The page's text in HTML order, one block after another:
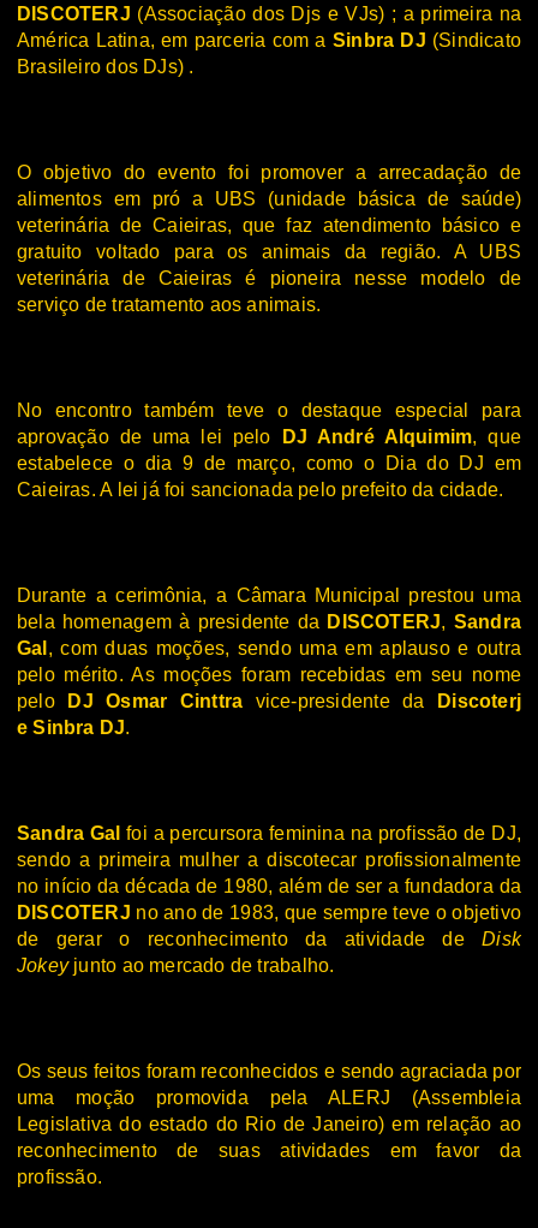
DISCOTERJ (Associação dos Djs e VJs) ; a primeira na
América Latina, em parceria com a Sinbra DJ (Sindicato
Brasileiro dos DJs) .
O objetivo do evento foi promover a arrecadação de
alimentos em pró a UBS (unidade básica de saúde)
veterinária de Caieiras, que faz atendimento básico e
gratuito voltado para os animais da região. A UBS
veterinária de Caieiras é pioneira nesse modelo de
serviço de tratamento aos animais.
No encontro também teve o destaque especial para
aprovação de uma lei pelo
DJ André Alquimim, que
estabelece o dia 9 de março, como o Dia do DJ em
Caieiras. A lei já foi sancionada pelo prefeito da cidade.
Durante a cerimônia, a Câmara Municipal prestou uma
bela homenagem à presidente da DISCOTERJ, Sandra
Gal , com duas moções, sendo uma em aplauso e outra
pelo mérito. As moções foram recebidas em seu nome
pelo
DJ Osmar Cinttra vice-presidente da Discoterj
e Sinbra DJ.
Sandra Gal foi a percursora feminina na profissão de DJ,
sendo a primeira mulher a discotecar profissionalmente
no início da década de 1980, além de ser a fundadora da
DISCOTERJ no ano de 1983, que sempre teve o objetivo
de gerar o reconhecimento da atividade deDisk
Jokeyjunto ao mercado de trabalho.
Os seus feitos foram reconhecidos e sendo agraciada por
uma moção promovida pela ALERJ (Assembleia
Legislativa do estado do Rio de Janeiro) em relação ao
reconhecimento de suas atividades em favor da
profissão.